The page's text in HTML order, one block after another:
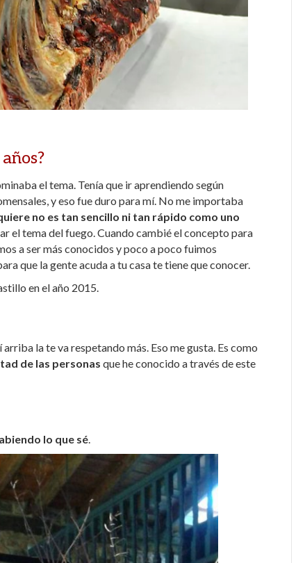
el tema. Tenía que ir aprendiendo según
y eso fue duro para mí. No me importaba
no es tan sencillo ni tan rápido como uno
el tema del fuego. Cuando cambié el concepto para
a ser más conocidos y poco a poco fuimos
que la gente acuda a tu casa te tiene que conocer.
en el año 2015.
la te va respetando más. Eso me gusta. Es como
de las personas que he conocido a través de este
lo que sé.